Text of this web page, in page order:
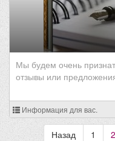
Мы будем очень
отзывы или
Информация для вас.
Назад 1 2